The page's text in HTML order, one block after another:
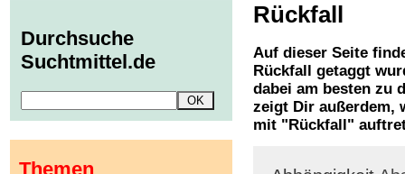
Rückfall
Auf dieser Seite
Rückfall
getaggt
dabei am besten zu
zeigt Dir außerdem,
mit " Rückfall "
Durchsuche
Suchtmittel.de
Themen